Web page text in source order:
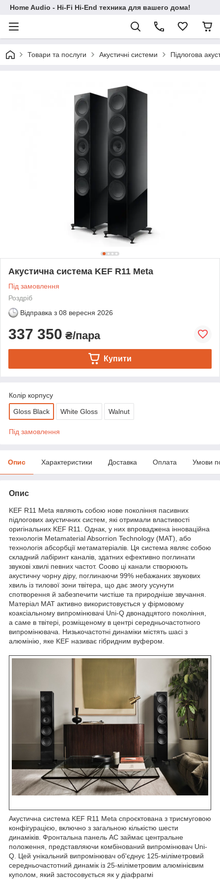
Home Audio - Hi-Fi Hi-End техника для вашего дома!
Товари та послуги Акустичні системи Підлогова
Акустична система KEF R11 Meta
Під замовлення
Роздріб
Відправка з 08 вересня 2026
337 350 ₴/пара
Купити
Колір корпусу
Gloss Black White Gloss Walnut
Під замовлення
Опис Характеристики Доставка Оплата Умови
Опис
KEF R11 Meta являють собою нове покоління пасивних
підлогових акустичних систем, які отримали властивості
оригінальних KEF R11. Однак, у них впроваджена інноваційна
технологія Metamaterial Absorrion Technology (MAT), або
технологія абсорбції метаматеріалів. Ця система являє собою
складний лабіринт каналів, здатних ефективно поглинати
звукові хвилі певних частот. Соово ці канали створюють
акустичну чорну діру, поглинаючи 99% небажаних звукових
хвиль із тилової зони твітера, що дає змогу усунути
спотворення й забезпечити чистіше та природніше звучання.
Матеріал MAT активно використовується у фірмовому
коаксіальному випромінювачі Uni-Q двонадцятого покоління,
а саме в твітері, розміщеному в центрі середньочастотного
випромінювача. Низькочастотні динаміки містять шасі з
алюмінію, яке KEF називає гібридним вуфером.
Акустична система KEF R11 Meta спроєктована з трисмуговою
конфігурацією, включно з загальною кількістю шести
динаміків. Фронтальна панель АС займає центральне
положення, представляючи комбінований випромінювач Uni-
Q. Цей унікальний випромінювач об'єднує 125-міліметровий
середньочастотний динамік із 25-міліметровим алюмінієвим
куполом, який застосовується як у діафрагмі